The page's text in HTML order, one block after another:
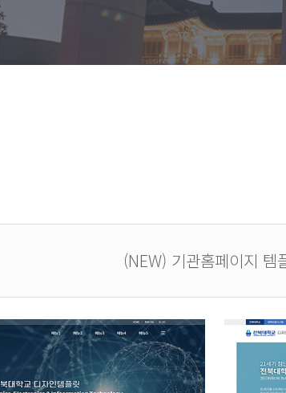
(NEW) 기관홈페이지 템